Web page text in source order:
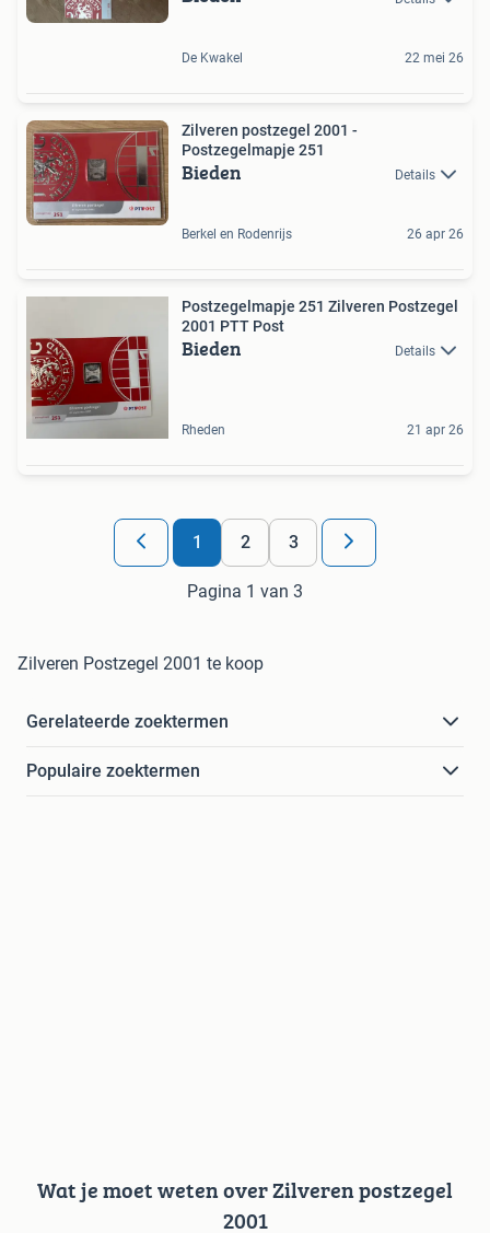
De Kwakel 22 mei 26
Zilveren postzegel 2001 -
Postzegelmapje 251
Bieden Details
Berkel en Rodenrijs 26 apr 26
Postzegelmapje 251 Zilveren Postzegel
2001 PTT Post
Bieden Details
Rheden 21 apr 26
1 2 3
Pagina 1 van 3
Zilveren Postzegel 2001 te koop
Gerelateerde zoektermen
Populaire zoektermen
Wat je moet weten over Zilveren postzegel
2001